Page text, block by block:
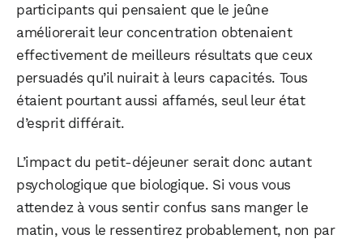
participants qui pensaient que le jeûne
améliorerait leur concentration obtenaient
effectivement de meilleurs résultats que ceux
persuadés qu’il nuirait à leurs capacités. Tous
étaient pourtant aussi affamés, seul leur état
d’esprit différait.
L’impact du petit-déjeuner serait donc autant
psychologique que biologique. Si vous vous
attendez à vous sentir confus sans manger le
matin, vous le ressentirez probablement, non par